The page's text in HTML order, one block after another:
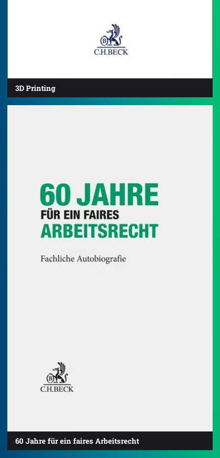
3D Printing
60 Jahre für ein faires Arbeitsrecht